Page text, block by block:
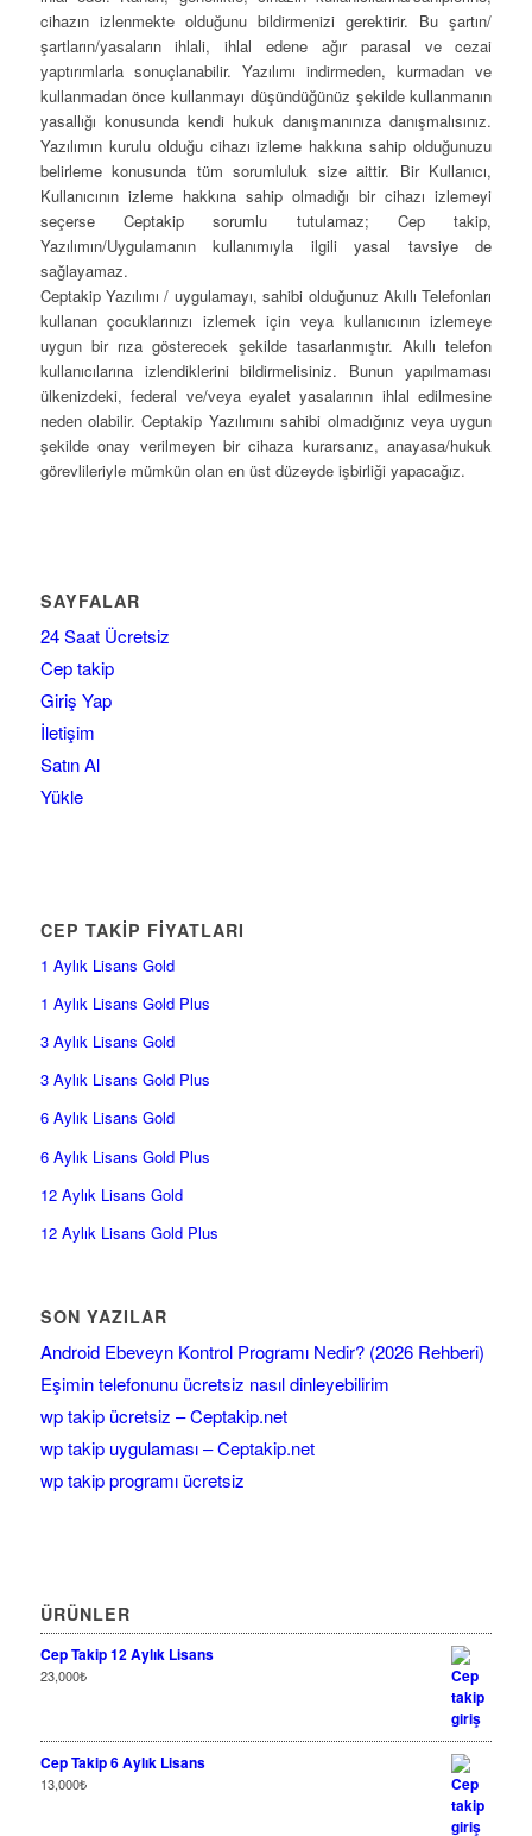
cihazın izlenmekte olduğunu bildirmenizi gerektirir. Bu şartın/
şartların/yasaların ihlali, ihlal edene ağır parasal ve cezai
yaptırımlarla sonuçlanabilir. Yazılımı indirmeden, kurmadan ve
kullanmadan önce kullanmayı düşündüğünüz şekilde kullanmanın
yasallığı konusunda kendi hukuk danışmanınıza danışmalısınız.
Yazılımın kurulu olduğu cihazı izleme hakkına sahip olduğunuzu
belirleme konusunda tüm sorumluluk size aittir. Bir Kullanıcı,
Kullanıcının izleme hakkına sahip olmadığı bir cihazı izlemeyi
seçerse Ceptakip sorumlu tutulamaz; Cep takip,
Yazılımın/Uygulamanın kullanımıyla ilgili yasal tavsiye de
sağlayamaz.
Ceptakip Yazılımı / uygulamayı, sahibi olduğunuz Akıllı Telefonları
kullanan çocuklarınızı izlemek için veya kullanıcının izlemeye
uygun bir rıza gösterecek şekilde tasarlanmıştır. Akıllı telefon
kullanıcılarına izlendiklerini bildirmelisiniz. Bunun yapılmaması
ülkenizdeki, federal ve/veya eyalet yasalarının ihlal edilmesine
neden olabilir. Ceptakip Yazılımını sahibi olmadığınız veya uygun
şekilde onay verilmeyen bir cihaza kurarsanız, anayasa/hukuk
görevlileriyle mümkün olan en üst düzeyde işbirliği yapacağız.
SAYFALAR
24 Saat Ücretsiz
Cep takip
Giriş Yap
İletişim
Satın Al
Yükle
CEP TAKİP FİYATLARI
1 Aylık Lisans Gold
1 Aylık Lisans Gold Plus
3 Aylık Lisans Gold
3 Aylık Lisans Gold Plus
6 Aylık Lisans Gold
6 Aylık Lisans Gold Plus
12 Aylık Lisans Gold
12 Aylık Lisans Gold Plus
SON YAZILAR
Android Ebeveyn Kontrol Programı Nedir? (2026 Rehberi)
Eşimin telefonunu ücretsiz nasıl dinleyebilirim
wp takip ücretsiz – Ceptakip.net
wp takip uygulaması – Ceptakip.net
wp takip programı ücretsiz
ÜRÜNLER
Cep Takip 12 Aylık Lisans
23,000₺
Cep Takip 6 Aylık Lisans
13,000₺